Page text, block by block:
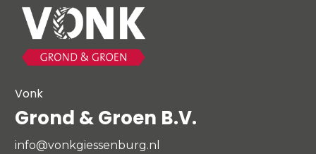
Vonk
Grond & Groen B.V.
info@vonkgiessenburg.nl